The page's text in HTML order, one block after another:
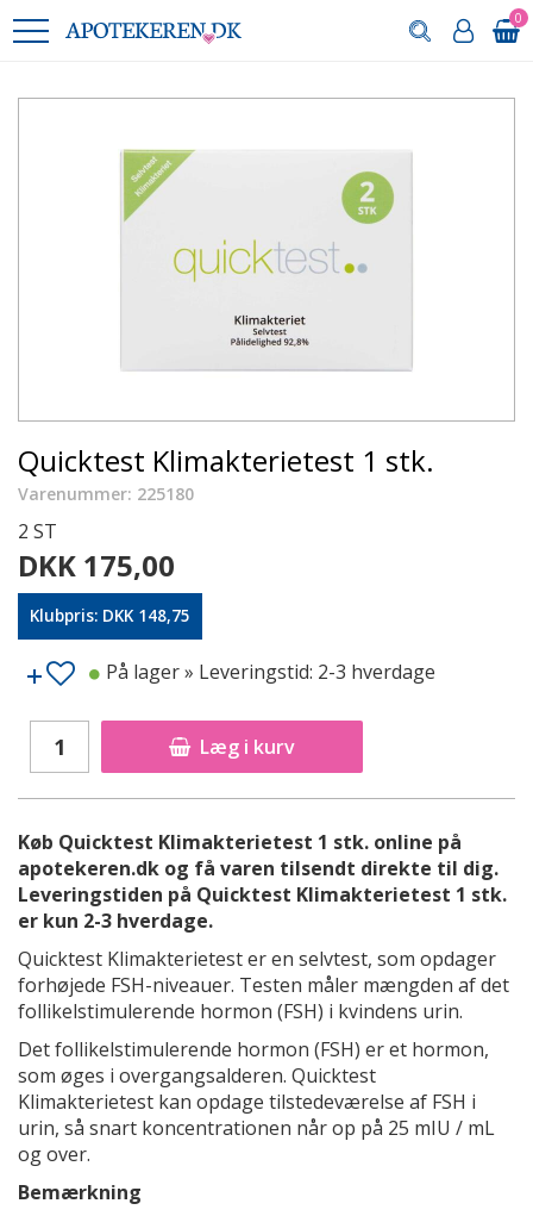
0
Quicktest Klimakterietest 1 stk.
Varenummer: 225180
2 ST
DKK 175,00
Klubpris: DKK 148,75
Læg i kurv
På lager» Leveringstid: 2-3 hverdage
Køb Quicktest Klimakterietest 1 stk. online på
apotekeren.dk og få varen tilsendt direkte til dig.
Leveringstiden på Quicktest Klimakterietest 1 stk.
er kun 2-3 hverdage.
Quicktest Klimakterietest er en selvtest, som opdager
forhøjede FSH-niveauer. Testen måler mængden af det
follikelstimulerende hormon (FSH) i kvindens urin.
Det follikelstimulerende hormon (FSH) er et hormon,
som øges i overgangsalderen. Quicktest
Klimakterietest kan opdage tilstedeværelse af FSH i
urin, så snart koncentrationen når op på 25 mIU / mL
og over.
Bemærkning